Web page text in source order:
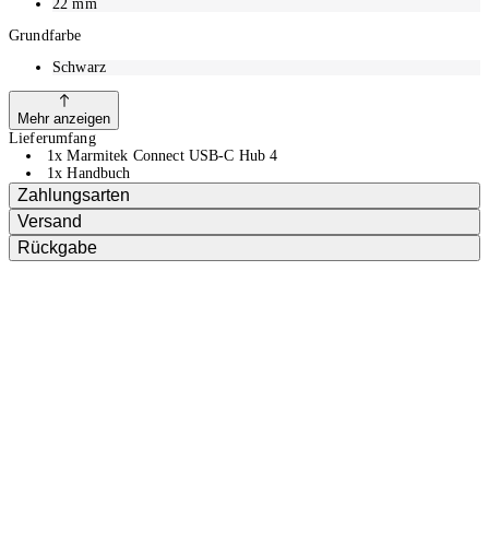
22mm
Grundfarbe
Schwarz
Mehr anzeigen
Lieferumfang
1x Marmitek Connect USB-C Hub 4
1x Handbuch
Zahlungsarten
Versand
Rückgabe